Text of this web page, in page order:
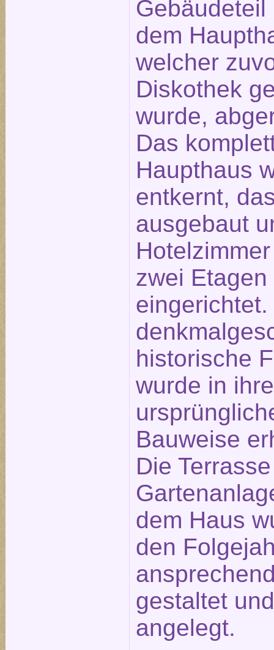
Gebäudeteil
dem
welcher
Diskothek
wurde,
Das
Haupthaus
entkernt,
ausgebaut
zwei Etagen
eingerichtet.
historische
wurde in
Bauweise
Die
dem Haus
den
gestaltet und
angelegt.